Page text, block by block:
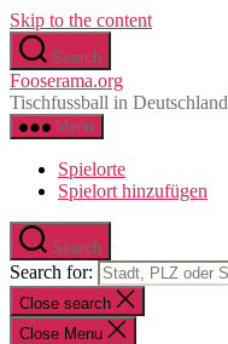
Skip to the content
Search
Fooserama.org
Tischfussball in Deutschland
Menu
Spielorte
Spielort hinzufügen
Search
Search for:
Close search
Close Menu